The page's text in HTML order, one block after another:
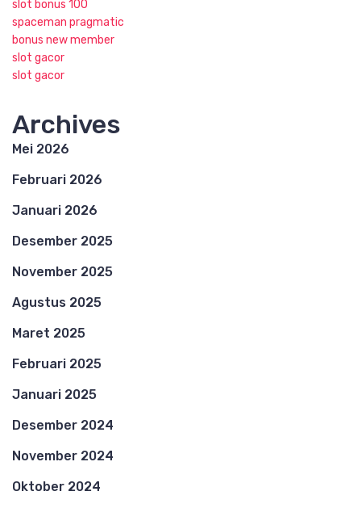
slot bonus 100
spaceman pragmatic
bonus new member
slot gacor
slot gacor
Archives
Mei 2026
Februari 2026
Januari 2026
Desember 2025
November 2025
Agustus 2025
Maret 2025
Februari 2025
Januari 2025
Desember 2024
November 2024
Oktober 2024